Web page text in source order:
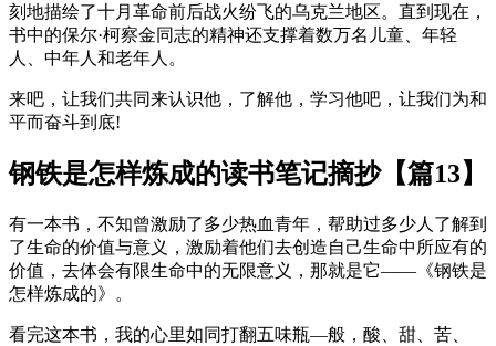
刻地描绘了十月革命前后战火纷飞的乌克兰地区。直到现在，
书中的保尔·柯察金同志的精神还支撑着数万名儿童、年轻
人、中年人和老年人。
来吧，让我们共同来认识他，了解他，学习他吧，让我们为和
平而奋斗到底!
钢铁是怎样炼成的读书笔记摘抄【篇13】
有一本书，不知曾激励了多少热血青年，帮助过多少人了解到
了生命的价值与意义，激励着他们去创造自己生命中所应有的
价值，去体会有限生命中的无限意义，那就是它——《钢铁是
怎样炼成的》。
看完这本书，我的心里如同打翻五味瓶—般，酸、甜、苦、